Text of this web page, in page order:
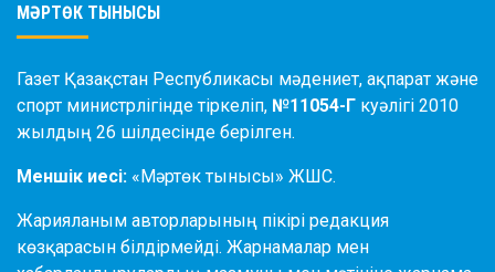
МӘРТӨК ТЫНЫСЫ
Газет Қазақстан Республикасы мәдениет, ақпарат және
спорт министрлігінде тіркеліп, №11054-Г куәлігі 2010
жылдың 26 шілдесінде берілген.
Меншік иесі: «Мәртөк тынысы» ЖШС.
Жарияланым авторларының пікірі редакция
көзқарасын білдірмейді. Жарнамалар мен